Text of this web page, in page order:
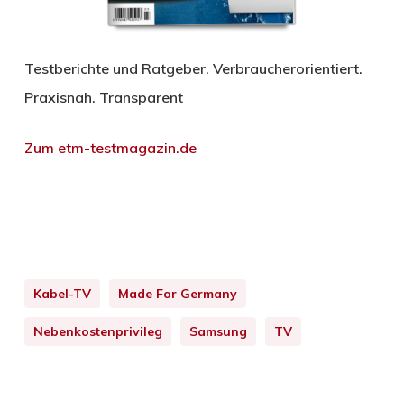
Testberichte und Ratgeber. Verbraucherorientiert.
Praxisnah. Transparent
Zum etm-testmagazin.de
Kabel-TV Made For Germany
Nebenkostenprivileg Samsung TV